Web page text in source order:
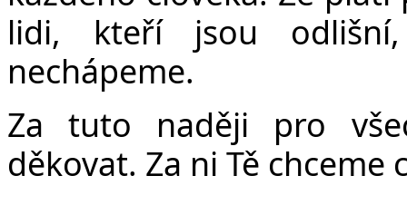
lidi, kteří jsou
nechápeme.
Za tuto naději pro
děkovat. Za ni Tě chceme